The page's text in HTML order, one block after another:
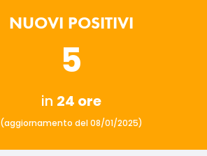
NUOVI POSITIVI
5
in 24 ore
(aggiornamento del 08/01/2025)